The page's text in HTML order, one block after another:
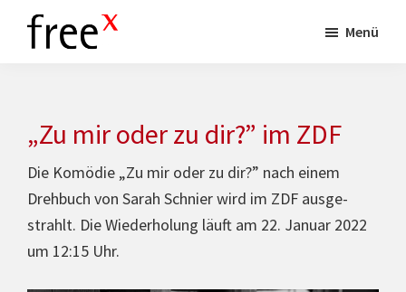
Menü
„Zu mir oder zu dir?” im ZDF
Die Komödie „Zu mir oder zu dir?” nach einem
Drehbuch von Sarah Schnier wird im ZDF aus­ge­
strahlt. Die Wie­der­ho­lung läuft am 22. Januar 2022
um 12:15 Uhr.